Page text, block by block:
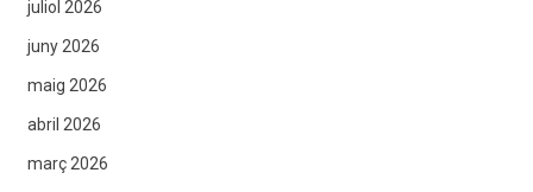
juliol 2026
juny 2026
maig 2026
abril 2026
març 2026